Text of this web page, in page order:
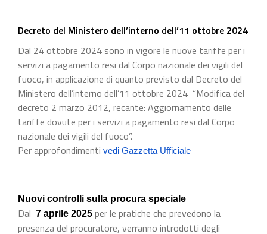
Decreto del Ministero dell’interno dell’11 ottobre 2024
Dal 24 ottobre 2024 sono in vigore le nuove tariffe per i
servizi a pagamento resi dal Corpo nazionale dei vigili del
fuoco, in applicazione di quanto previsto dal Decreto del
Ministero dell’interno dell’11 ottobre 2024 “Modifica del
decreto 2 marzo 2012, recante: Aggiornamento delle
tariffe dovute per i servizi a pagamento resi dal Corpo
nazionale dei vigili del fuoco”.
Per approfondimenti vedi Gazzetta Ufficiale
Nuovi controlli sulla procura speciale
Dal 7 aprile 2025 per le pratiche che prevedono la
presenza del procuratore, verranno introdotti degli